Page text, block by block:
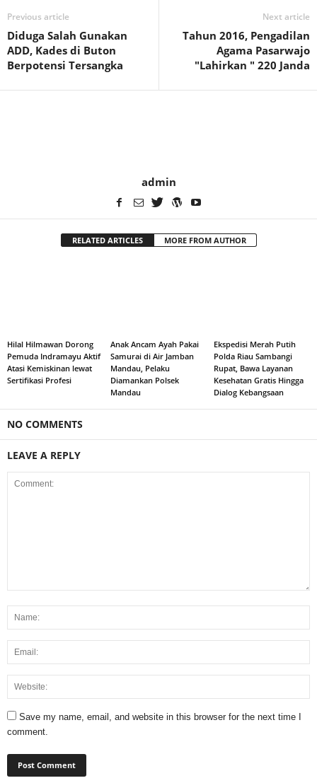
Previous article
Diduga Salah Gunakan
ADD, Kades di Buton
Berpotensi Tersangka
Next article
Tahun 2016, Pengadilan
Agama Pasarwajo
"Lahirkan " 220 Janda
admin
RELATED ARTICLES MORE FROM AUTHOR
Hilal Hilmawan Dorong
Pemuda Indramayu Aktif
Atasi Kemiskinan lewat
Sertifikasi Profesi
Anak Ancam Ayah Pakai
Samurai di Air Jamban
Mandau, Pelaku
Diamankan Polsek
Mandau
Ekspedisi Merah Putih
Polda Riau Sambangi
Rupat, Bawa Layanan
Kesehatan Gratis Hingga
Dialog Kebangsaan
NO COMMENTS
LEAVE A REPLY
Save my name, email, and website in this browser for the next time I
comment.